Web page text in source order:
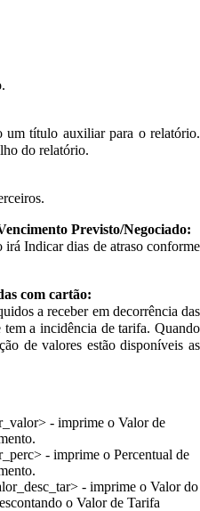
um título auxiliar para o relatório.
do relatório.
Previsto/Negociado:
Indicar dias de atraso conforme
com cartão:
a receber em decorrência das
tem a incidência de tarifa. Quando
de valores estão disponíveis as
- imprime o Valor de
- imprime o Percentual de
- imprime o Valor do
o Valor de Tarifa